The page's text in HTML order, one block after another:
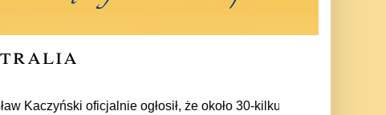
oficjalnie ogłosił, że około 30-kilku posłów